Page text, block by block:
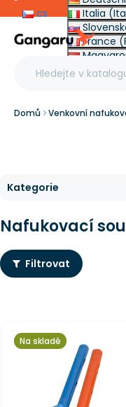
cs
Italia
France
Other
Domů Venkovní
Nafukovací
Filtrovat
Na skladě